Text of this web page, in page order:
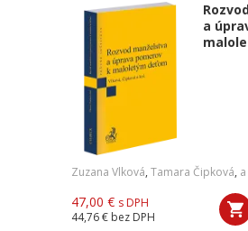
a
Zuzana Vlková, Tamara Čipková,
47,00 € s DPH
44,76 € bez DPH